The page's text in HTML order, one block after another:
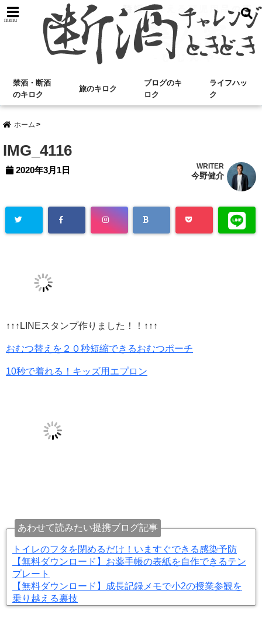
menu
禁酒・断酒
のキロク
旅のキロク
ブログのキ
ロク
ライフハッ
ク
ホーム
IMG_4116
2020年3月1日 WRITER
今野健介
↑↑↑LINEスタンプ作りました！！↑↑↑
おむつ替えを２０秒短縮できるおむつポーチ
10秒で着れる！キッズ用エプロン
あわせて読みたい提携ブログ記事
トイレのフタを閉めるだけ！いますぐできる感染予防
【無料ダウンロード】お薬手帳の表紙を自作できるテン
プレート
【無料ダウンロード】成長記録メモで小2の授業参観を
乗り越える裏技